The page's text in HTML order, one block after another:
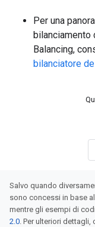
Per una
bilanciamento
Balancing,
bilanciatore
Salvo quando
sono concessi in base
mentre gli esempi di
2.0. Per ulteriori dettagli,